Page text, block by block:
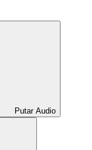
Putar Audio